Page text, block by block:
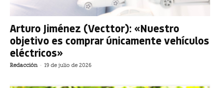
Arturo Jiménez (Vecttor): «Nuestro
objetivo es comprar únicamente vehículos
eléctricos»
Redacción - 19 de julio de 2026